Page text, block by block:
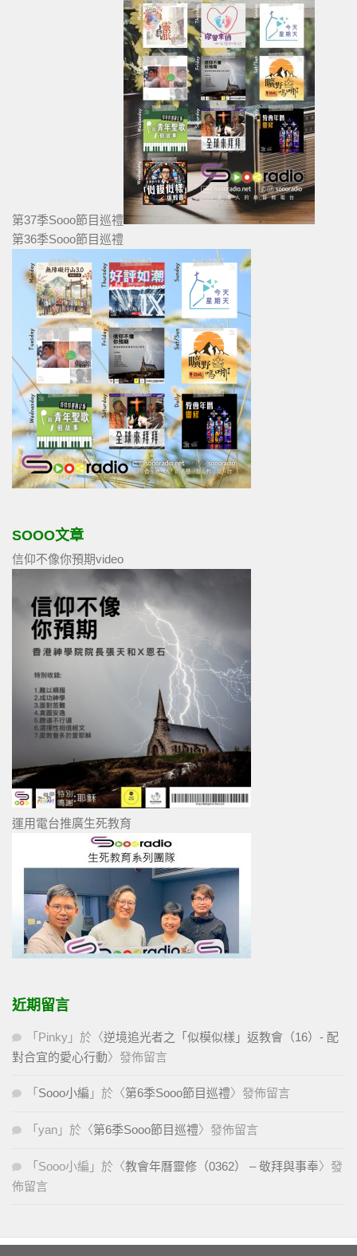
第37季Sooo節目巡禮
第36季Sooo節目巡禮
SOOO文章
信仰不像你預期video
運用電台推廣生死教育
近期留言
「 Pinky 」於〈逆境追光者之「似模似樣」返教會（16）- 配
對合宜的愛心行動〉發佈留言
「 Sooo小編 」於〈第6季Sooo節目巡禮〉發佈留言
「 yan 」於〈第6季Sooo節目巡禮〉發佈留言
「 Sooo小編 」於〈教會年曆靈修（0362） – 敬拜與事奉〉發
佈留言